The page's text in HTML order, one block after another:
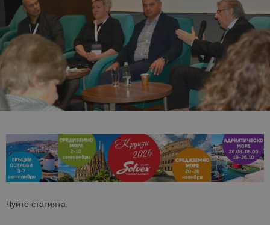
Чуйте статията: